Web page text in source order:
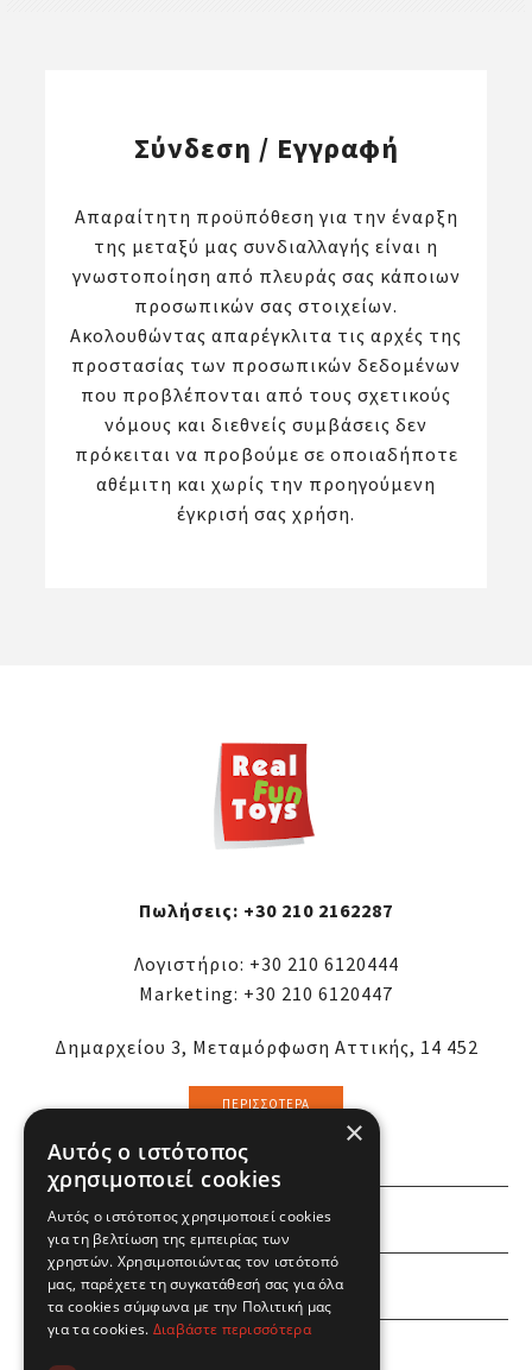
Σύνδεση / Εγγραφή
Απαραίτητη προϋπόθεση για την έναρξη
της μεταξύ μας συνδιαλλαγής είναι η
γνωστοποίηση από πλευράς σας κάποιων
προσωπικών σας στοιχείων.
Ακολουθώντας απαρέγκλιτα τις αρχές της
προστασίας των προσωπικών δεδομένων
που προβλέπονται από τους σχετικούς
νόμους και διεθνείς συμβάσεις δεν
πρόκειται να προβούμε σε οποιαδήποτε
αθέμιτη και χωρίς την προηγούμενη
έγκρισή σας χρήση.
Πωλήσεις: +30 210 2162287
Λογιστήριο: +30 210 6120444
Marketing: +30 210 6120447
Δημαρχείου 3, Μεταμόρφωση Αττικής, 14 452
ΠΕΡΙΣΣΌΤΕΡΑ
ΕΜΕΙΣ
ΕΣΕΙΣ
×
Αυτός ο ιστότοπος
χρησιμοποιεί cookies
Αυτός ο ιστότοπος χρησιμοποιεί cookies
για τη βελτίωση της εμπειρίας των
χρηστών. Χρησιμοποιώντας τον ιστότοπό
μας, παρέχετε τη συγκατάθεσή σας για όλα
τα cookies σύμφωνα με την Πολιτική μας
για τα cookies. Διαβάστε περισσότερα